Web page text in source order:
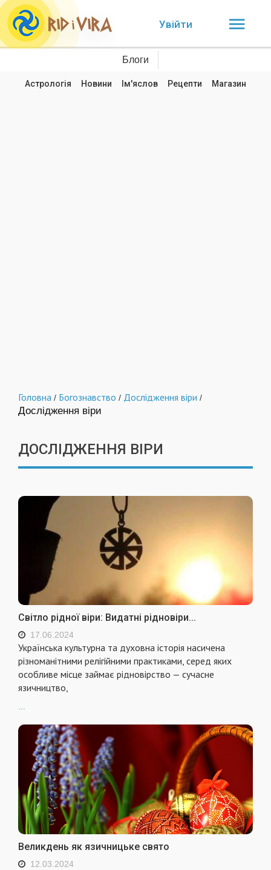
Увійти
Блоги
Астрологія Новини Ім'яслов Рецепти Магазин
Головна / Богознавство / Дослідження віри /
Дослідження віри
ДОСЛІДЖЕННЯ ВІРИ
Світло рідної віри: Видатні рідновіри...
17.06.2024
Українська культурна та духовна історія насичена
різноманітними релігійними практиками, серед яких
особливе місце займає рідновірство — сучасне
язичництво,
...
Великдень як язичницьке свято
12.03.2024